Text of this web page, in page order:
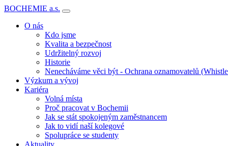
BOCHEMIE a.s.
O nás
Kdo jsme
Kvalita a bezpečnost
Udržitelný rozvoj
Historie
Nenecháváme věci být - Ochrana oznamovatelů
Výzkum a vývoj
Kariéra
Volná místa
Proč pracovat v Bochemii
Jak se stát spokojeným zaměstnancem
Jak to vidí naší kolegové
Spolupráce se studenty
Aktuality